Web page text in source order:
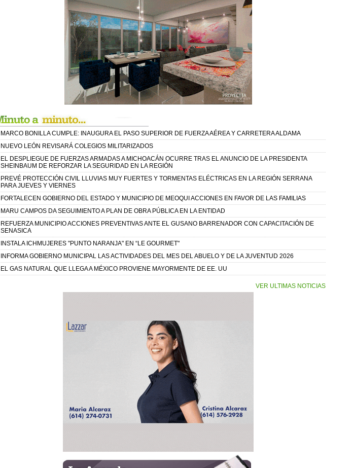
MARCO BONILLA CUMPLE: INAUGURA EL PASO SUPERIOR DE FUERZA AÉREA Y CARRETERA ALDAMA
NUEVO LEÓN REVISARÁ COLEGIOS MILITARIZADOS
EL DESPLIEGUE DE FUERZAS ARMADAS A MICHOACÁN OCURRE TRAS EL ANUNCIO DE LA PRESIDENTA
SHEINBAUM DE REFORZAR LA SEGURIDAD EN LA REGIÓN
PREVÉ PROTECCIÓN CIVIL LLUVIAS MUY FUERTES Y TORMENTAS ELÉCTRICAS EN LA REGIÓN SERRANA
PARA JUEVES Y VIERNES
FORTALECEN GOBIERNO DEL ESTADO Y MUNICIPIO DE MEOQUI ACCIONES EN FAVOR DE LAS FAMILIAS
MARU CAMPOS DA SEGUIMIENTO A PLAN DE OBRA PÚBLICA EN LA ENTIDAD
REFUERZA MUNICIPIO ACCIONES PREVENTIVAS ANTE EL GUSANO BARRENADOR CON CAPACITACIÓN DE
SENASICA
INSTALA ICHMUJERES "PUNTO NARANJA" EN “LE GOURMET"
INFORMA GOBIERNO MUNICIPAL LAS ACTIVIDADES DEL MES DEL ABUELO Y DE LA JUVENTUD 2026
EL GAS NATURAL QUE LLEGA A MÉXICO PROVIENE MAYORMENTE DE EE. UU
VER ULTIMAS NOTICIAS